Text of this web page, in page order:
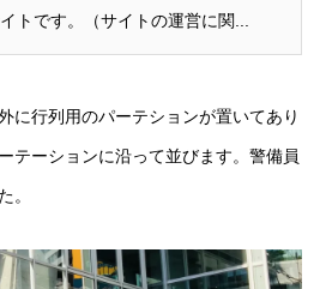
トです。（サイトの運営に関...
に行列用のパーテションが置いてあり
テーションに沿って並びます。警備員
。